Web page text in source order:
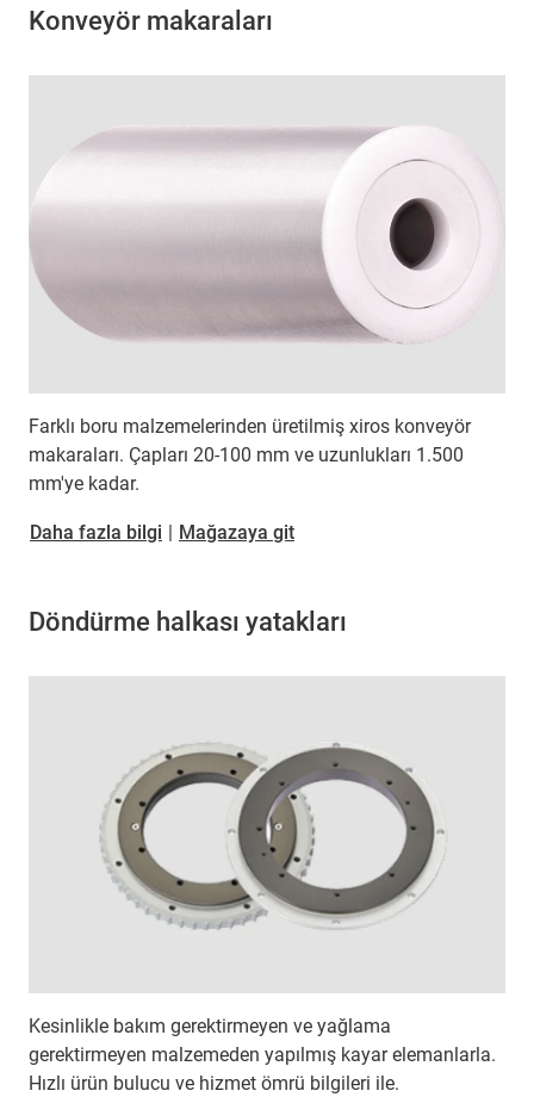
Konveyör makaraları
Farklı boru malzemelerinden üretilmiş xiros konveyör
makaraları. Çapları 20-100 mm ve uzunlukları 1.500
mm'ye kadar.
Daha fazla bilgi | Mağazaya git
Döndürme halkası yatakları
Kesinlikle bakım gerektirmeyen ve yağlama
gerektirmeyen malzemeden yapılmış kayar elemanlarla.
Hızlı ürün bulucu ve hizmet ömrü bilgileri ile.